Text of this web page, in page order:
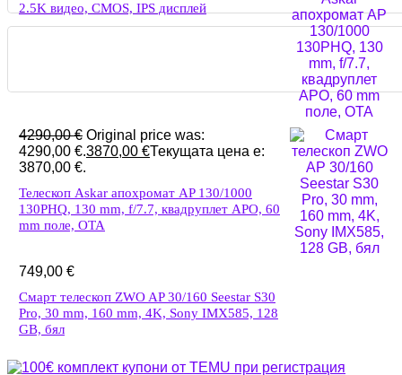
2.5K видео, CMOS, IPS дисплей
4290,00€ Original price was:
4290,00 €.3870,00 €Текущата цена е:
3870,00 €.
Телескоп Askar апохромат AP 130/1000
130PHQ, 130 mm, f/7.7, квадруплет APO, 60
mm поле, OTA
749,00 €
Смарт телескоп ZWO AP 30/160 Seestar S30
Pro, 30 mm, 160 mm, 4K, Sony IMX585, 128
GB, бял